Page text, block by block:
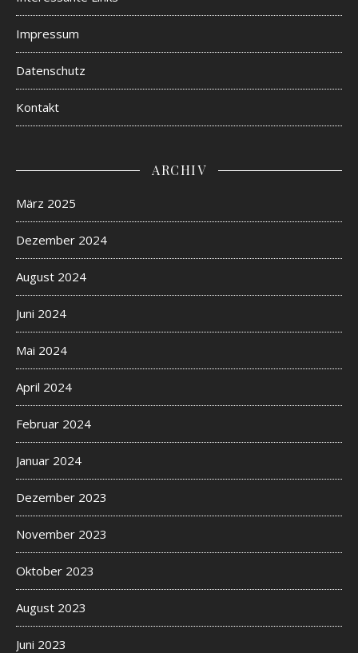
Impressum
Datenschutz
Kontakt
ARCHIV
März 2025
Dezember 2024
August 2024
Juni 2024
Mai 2024
April 2024
Februar 2024
Januar 2024
Dezember 2023
November 2023
Oktober 2023
August 2023
Juni 2023